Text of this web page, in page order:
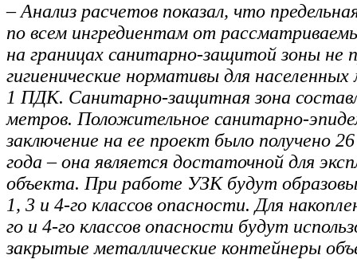
– Анализ расчетов показал, что
по всем ингредиентам от
на границах санитарно-защитой зоны не
гигиенические нормативы для
1 ПДК. Санитарно-защитная зона
метров. Положительное санитарно-
заключение на ее проект было получено
года – она является достаточной для
объекта. При работе УЗК будут
1, 3 и 4-го классов опасности. Для
го и 4-го классов опасности будут
закрытые металлические контейнеры